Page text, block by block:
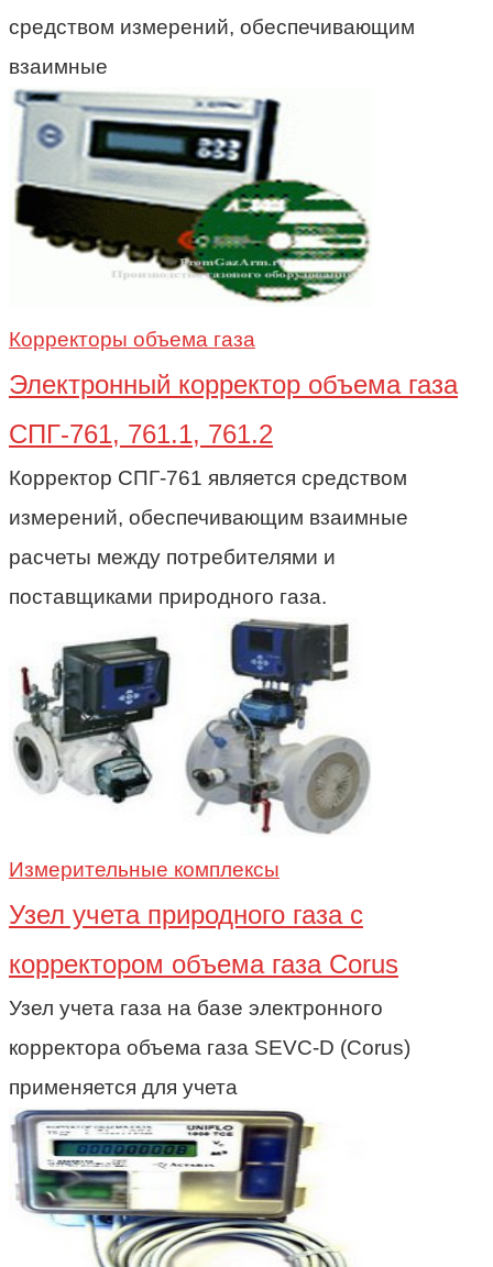
средством измерений, обеспечивающим
взаимные
Корректоры объема газа
Электронный корректор объема газа
СПГ-761, 761.1, 761.2
Корректор СПГ-761 является средством
измерений, обеспечивающим взаимные
расчеты между потребителями и
поставщиками природного газа.
Измерительные комплексы
Узел учета природного газа c
корректором объема газа Corus
Узел учета газа на базе электронного
корректора объема газа SEVC-D (Corus)
применяется для учета